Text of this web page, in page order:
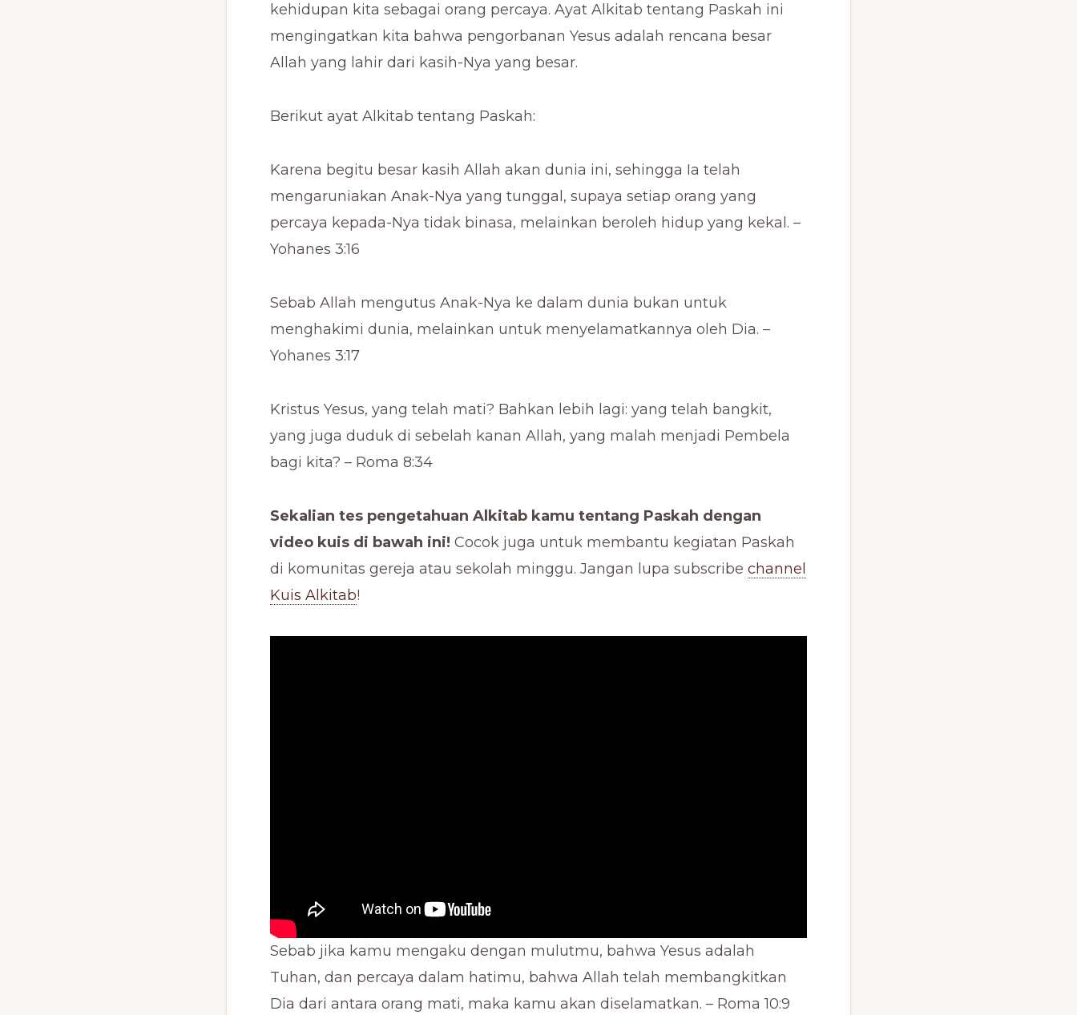
kehidupan kita sebagai orang percaya. Ayat Alkitab tentang Paskah ini
mengingatkan kita bahwa pengorbanan Yesus adalah rencana besar
Allah yang lahir dari kasih-Nya yang besar.
Berikut ayat Alkitab tentang Paskah:
Karena begitu besar kasih Allah akan dunia ini, sehingga Ia telah
mengaruniakan Anak-Nya yang tunggal, supaya setiap orang yang
percaya kepada-Nya tidak binasa, melainkan beroleh hidup yang kekal. –
Yohanes 3:16
Sebab Allah mengutus Anak-Nya ke dalam dunia bukan untuk
menghakimi dunia, melainkan untuk menyelamatkannya oleh Dia. –
Yohanes 3:17
Kristus Yesus, yang telah mati? Bahkan lebih lagi: yang telah bangkit,
yang juga duduk di sebelah kanan Allah, yang malah menjadi Pembela
bagi kita? – Roma 8:34
Sekalian tes pengetahuan Alkitab kamu tentang Paskah dengan
video kuis di bawah ini! Cocok juga untuk membantu kegiatan Paskah
di komunitas gereja atau sekolah minggu. Jangan lupa subscribe channel
Kuis Alkitab!
Sebab jika kamu mengaku dengan mulutmu, bahwa Yesus adalah
Tuhan, dan percaya dalam hatimu, bahwa Allah telah membangkitkan
Dia dari antara orang mati, maka kamu akan diselamatkan. – Roma 10:9